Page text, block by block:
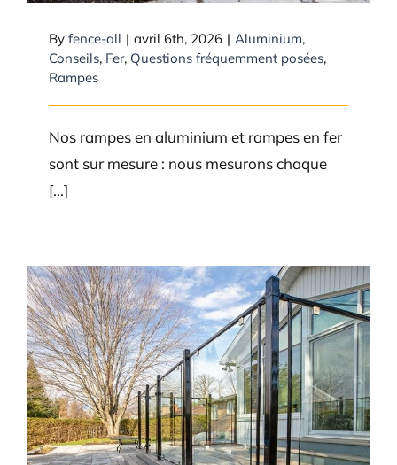
By fence-all | avril 6th, 2026 | Aluminium,
Conseils, Fer, Questions fréquemment posées,
Rampes
Nos rampes en aluminium et rampes en fer
sont sur mesure : nous mesurons chaque
[...]
Quels types de garde-corps
transportez-vous pour les
terrasses?